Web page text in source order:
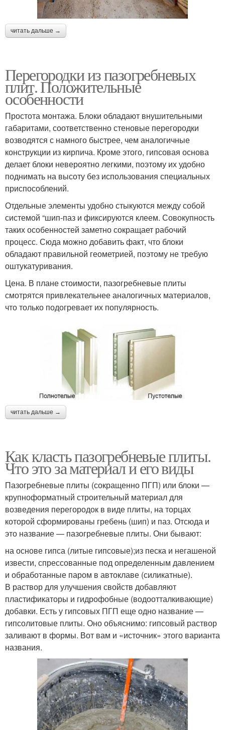
читать дальше →
Перегородки из пазогребневых
плит. Положительные
особенности
Простота монтажа. Блоки обладают внушительными
габаритами, соответственно стеновые перегородки
возводятся с намного быстрее, чем аналогичные
конструкции из кирпича. Кроме этого, гипсовая основа
делает блоки невероятно легкими, поэтому их удобно
поднимать на высоту без использования специальных
приспособлений.
Отдельные элементы удобно стыкуются между собой
системой “шип-паз и фиксируются клеем. Совокупность
таких особенностей заметно сокращает рабочий
процесс. Сюда можно добавить факт, что блоки
обладают правильной геометрией, поэтому не требую
оштукатуривания.
Цена. В плане стоимости, пазогребневые плиты
смотрятся привлекательнее аналогичных материалов,
что только подогревает их популярность.
читать дальше →
Как класть пазогребневые плиты.
Что это за материал и его виды
Пазогребневые плиты (сокращенно ПГП) или блоки —
крупноформатный строительный материал для
возведения перегородок в виде плиты, на торцах
которой сформированы гребень (шип) и паз. Отсюда и
это название — пазогребневые плиты. Они бывают:
на основе гипса (литые гипсовые);из песка и негашеной
извести, спрессованные под определенным давлением
и обработанные паром в автоклаве (силикатные).
В раствор для улучшения свойств добавляют
пластификаторы и гидрофобные (водоотталкивающие)
добавки. Есть у гипсовых ПГП еще одно название —
гипсолитовые плиты. Оно объяснимо: гипсовый раствор
заливают в формы. Вот вам и «источник» этого варианта
названия.